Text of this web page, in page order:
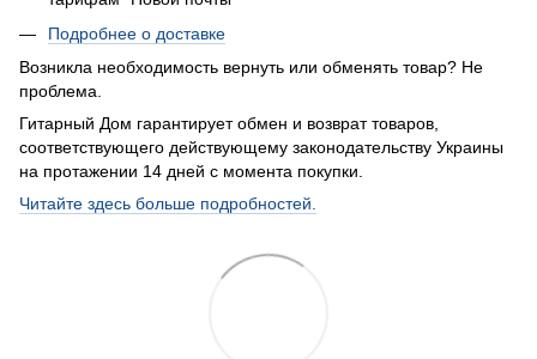
Подробнее о доставке
Возникла необходимость вернуть или обменять товар? Не
проблема.
Гитарный Дом гарантирует обмен и возврат товаров,
соответствующего действующему законодательству Украины
на протажении 14 дней с момента покупки.
Читайте здесь больше подробностей.